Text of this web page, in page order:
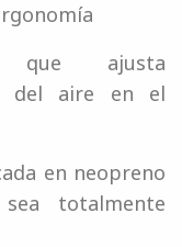
que ajusta
del aire en el
en neopreno
totalmente